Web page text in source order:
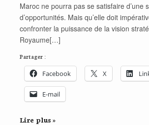
Maroc ne pourra pas se satisfaire d’une
d’opportunités. Mais qu’elle doit
confronter la puissance de la vision
Royaume[…]
Partager :
Facebook X
E-mail
Lire plus »